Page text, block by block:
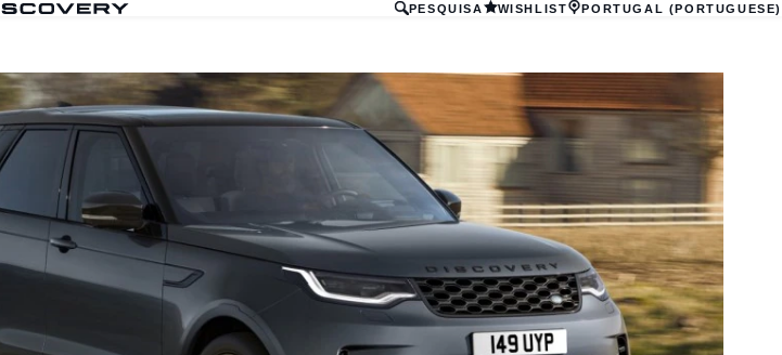
PESQUISA WISHLIST PORTUGAL (PORTUGUESE)